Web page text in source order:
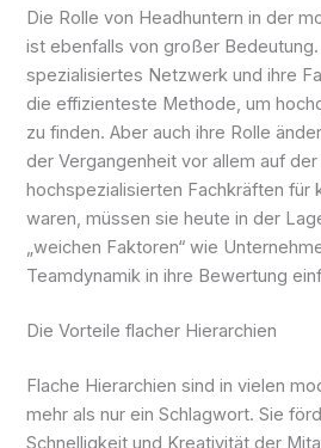
Die Rolle von Headhuntern in der
ist ebenfalls von großer Bedeutung.
spezialisiertes Netzwerk und ihre
die effizienteste Methode, um
zu finden. Aber auch ihre Rolle
der Vergangenheit vor allem auf der
hochspezialisierten Fachkräften für
waren, müssen sie heute in der
„weichen Faktoren“ wie
Teamdynamik in ihre Bewertung
Die Vorteile flacher Hierarchien
Flache Hierarchien sind in vielen
mehr als nur ein Schlagwort. Sie
Schnelligkeit und Kreativität der